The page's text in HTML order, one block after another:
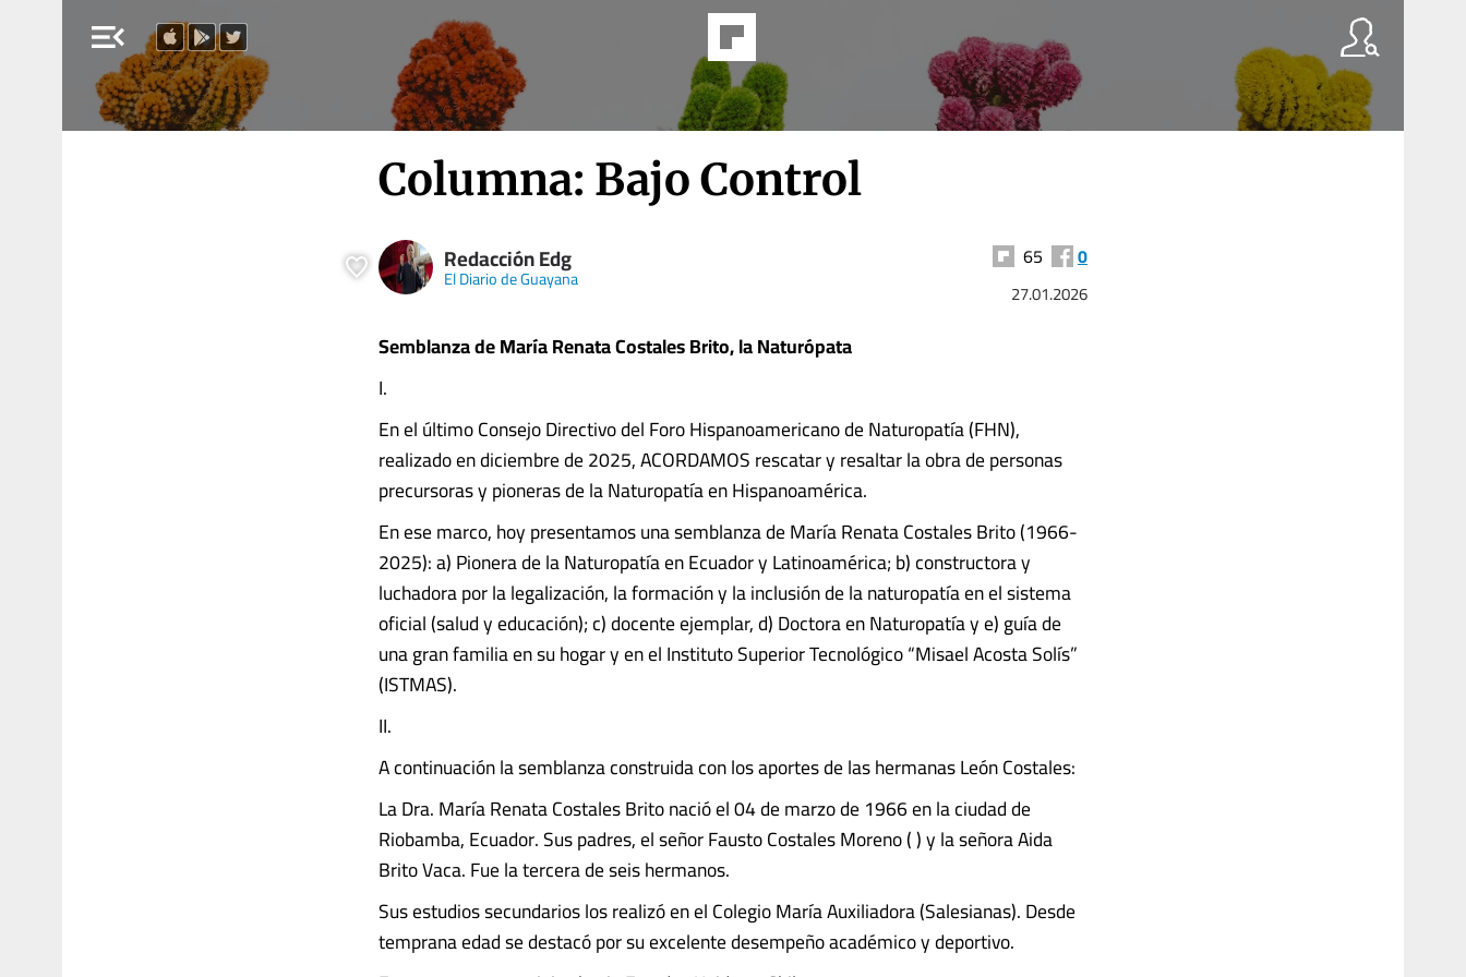
menu_open
Columna: Bajo Control
Redacción Edg
El Diario de Guayana
65 0
27.01.2026
Semblanza de María Renata Costales Brito, la Naturópata
I.
En el último Consejo Directivo del Foro Hispanoamericano de Naturopatía (FHN),
realizado en diciembre de 2025, ACORDAMOS rescatar y resaltar la obra de personas
precursoras y pioneras de la Naturopatía en Hispanoamérica.
En ese marco, hoy presentamos una semblanza de María Renata Costales Brito (1966-
2025): a) Pionera de la Naturopatía en Ecuador y Latinoamérica; b) constructora y
luchadora por la legalización, la formación y la inclusión de la naturopatía en el sistema
oficial (salud y educación); c) docente ejemplar, d) Doctora en Naturopatía y e) guía de
una gran familia en su hogar y en el Instituto Superior Tecnológico “Misael Acosta Solís”
(ISTMAS).
II.
A continuación la semblanza construida con los aportes de las hermanas León Costales:
La Dra. María Renata Costales Brito nació el 04 de marzo de 1966 en la ciudad de
Riobamba, Ecuador. Sus padres, el señor Fausto Costales Moreno ( ) y la señora Aida
Brito Vaca. Fue la tercera de seis hermanos.
Sus estudios secundarios los realizó en el Colegio María Auxiliadora (Salesianas). Desde
temprana edad se destacó por su excelente desempeño académico y deportivo.